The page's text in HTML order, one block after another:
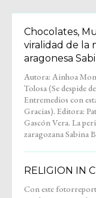
Chocolates,
viralidad de la
aragonesa
Autora: Ainhoa
Tolosa (Se despide de
Entremedios con
Gracias). Editora: Patricia
Gascón Vera. La periodista
zaragozana Sabina
tras años como
televisión y locutora de spots
para grandes
comenzó su andadura en
RELIGION IN
Con este
Letras y cierra